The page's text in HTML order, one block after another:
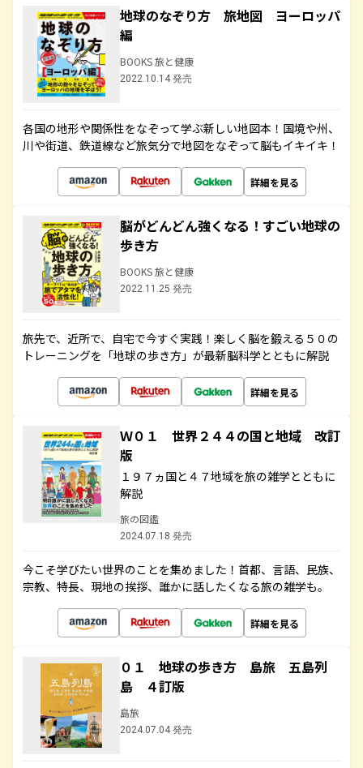
地球のなぞり方 旅地図 ヨーロッパ
編
BOOKS 旅と健康
2022.10.14 発売
各国の地形や関係性をなぞって学ぶ新しい地図本！国境や州、
川や街道、鉄道線など旅気分で地図をなぞって脳もイキイキ！
詳細を見る
脳がどんどん強くなる！すごい地球の
歩き方
BOOKS 旅と健康
2022.11.25 発売
旅先で、近所で、自宅で今すぐ実践！楽しく脳を鍛える５０の
トレーニングを「地球の歩き方」が最新脳科学とともに解説
詳細を見る
Ｗ０１ 世界２４４の国と地域 改訂
版
１９７ヵ国と４７地域を旅の雑学とともに
解説
旅の図鑑
2024.07.18 発売
今こそ学びたい世界のことを集めました！首都、言語、民族、
宗教、特長、現地の挨拶、誰かに話したくなる旅の雑学も。
詳細を見る
０１ 地球の歩き方 島旅 五島列
島 ４訂版
島旅
2024.07.04 発売